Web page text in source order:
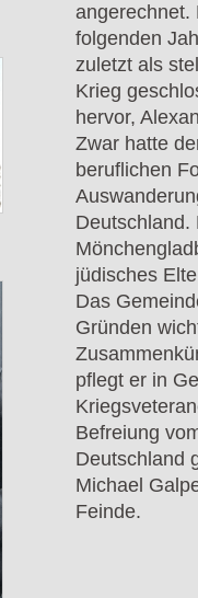
angerechnet.
folgenden
zuletzt als
Krieg
hervor,
Zwar hatte
beruflichen
Deutschland.
jüdisches
Das
Gründen
pflegt er in
Befreiung
Deutschland
Michael
Feinde.